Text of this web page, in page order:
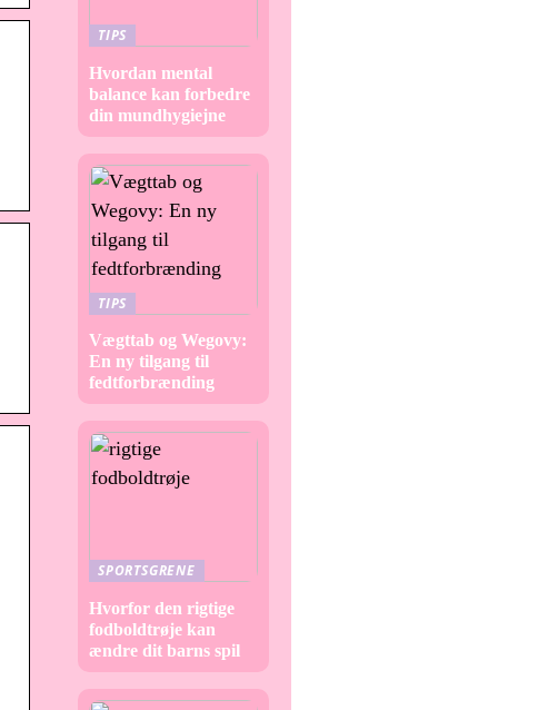
TIPS
Hvordan mental
balance kan forbedre
din mundhygiejne
TIPS
Vægttab og Wegovy:
En ny tilgang til
fedtforbrænding
SPORTSGRENE
Hvorfor den rigtige
fodboldtrøje kan
ændre dit barns spil